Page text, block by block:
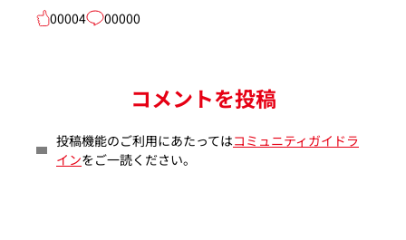
00004
00000
コメントを投稿
投稿機能のご利用にあたってはコミュニティガイドラ
インをご一読ください。